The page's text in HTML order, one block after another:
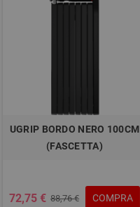
UGRIP BORDO NERO 100CM
(FASCETTA)
72,75 € 88,76 € COMPRA